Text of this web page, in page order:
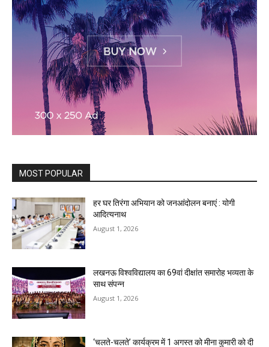
MOST POPULAR
हर घर तिरंगा अभियान को जनआंदोलन बनाएं : योगी
आदित्यनाथ
August 1, 2026
लखनऊ विश्वविद्यालय का 69वां दीक्षांत समारोह भव्यता के
साथ संपन्न
August 1, 2026
‘चलते-चलते’ कार्यक्रम में 1 अगस्त को मीना कुमारी को दी